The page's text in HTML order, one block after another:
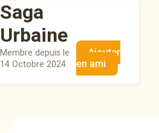
Saga
Urbaine
Membre depuis le
14 Octobre 2024
Ajouter
en ami